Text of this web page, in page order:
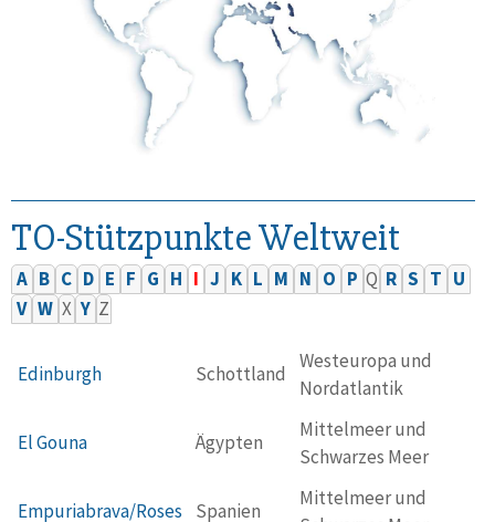
TO-Stützpunkte Weltweit
A B C D E F G H I J K L M N O P Q R S T U
V W X Y Z
Edinburgh Schottland
Westeuropa und
Nordatlantik
El Gouna Ägypten
Mittelmeer und
Schwarzes Meer
Empuriabrava/Roses Spanien
Mittelmeer und